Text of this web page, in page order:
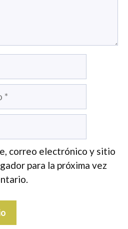
correo electrónico y sitio
para la próxima vez